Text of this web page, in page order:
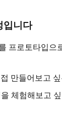
입니다
프로토타입으
만들어보고 싶
체험해보고